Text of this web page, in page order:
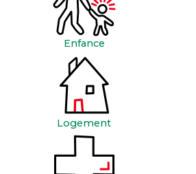
Enfance
Logement